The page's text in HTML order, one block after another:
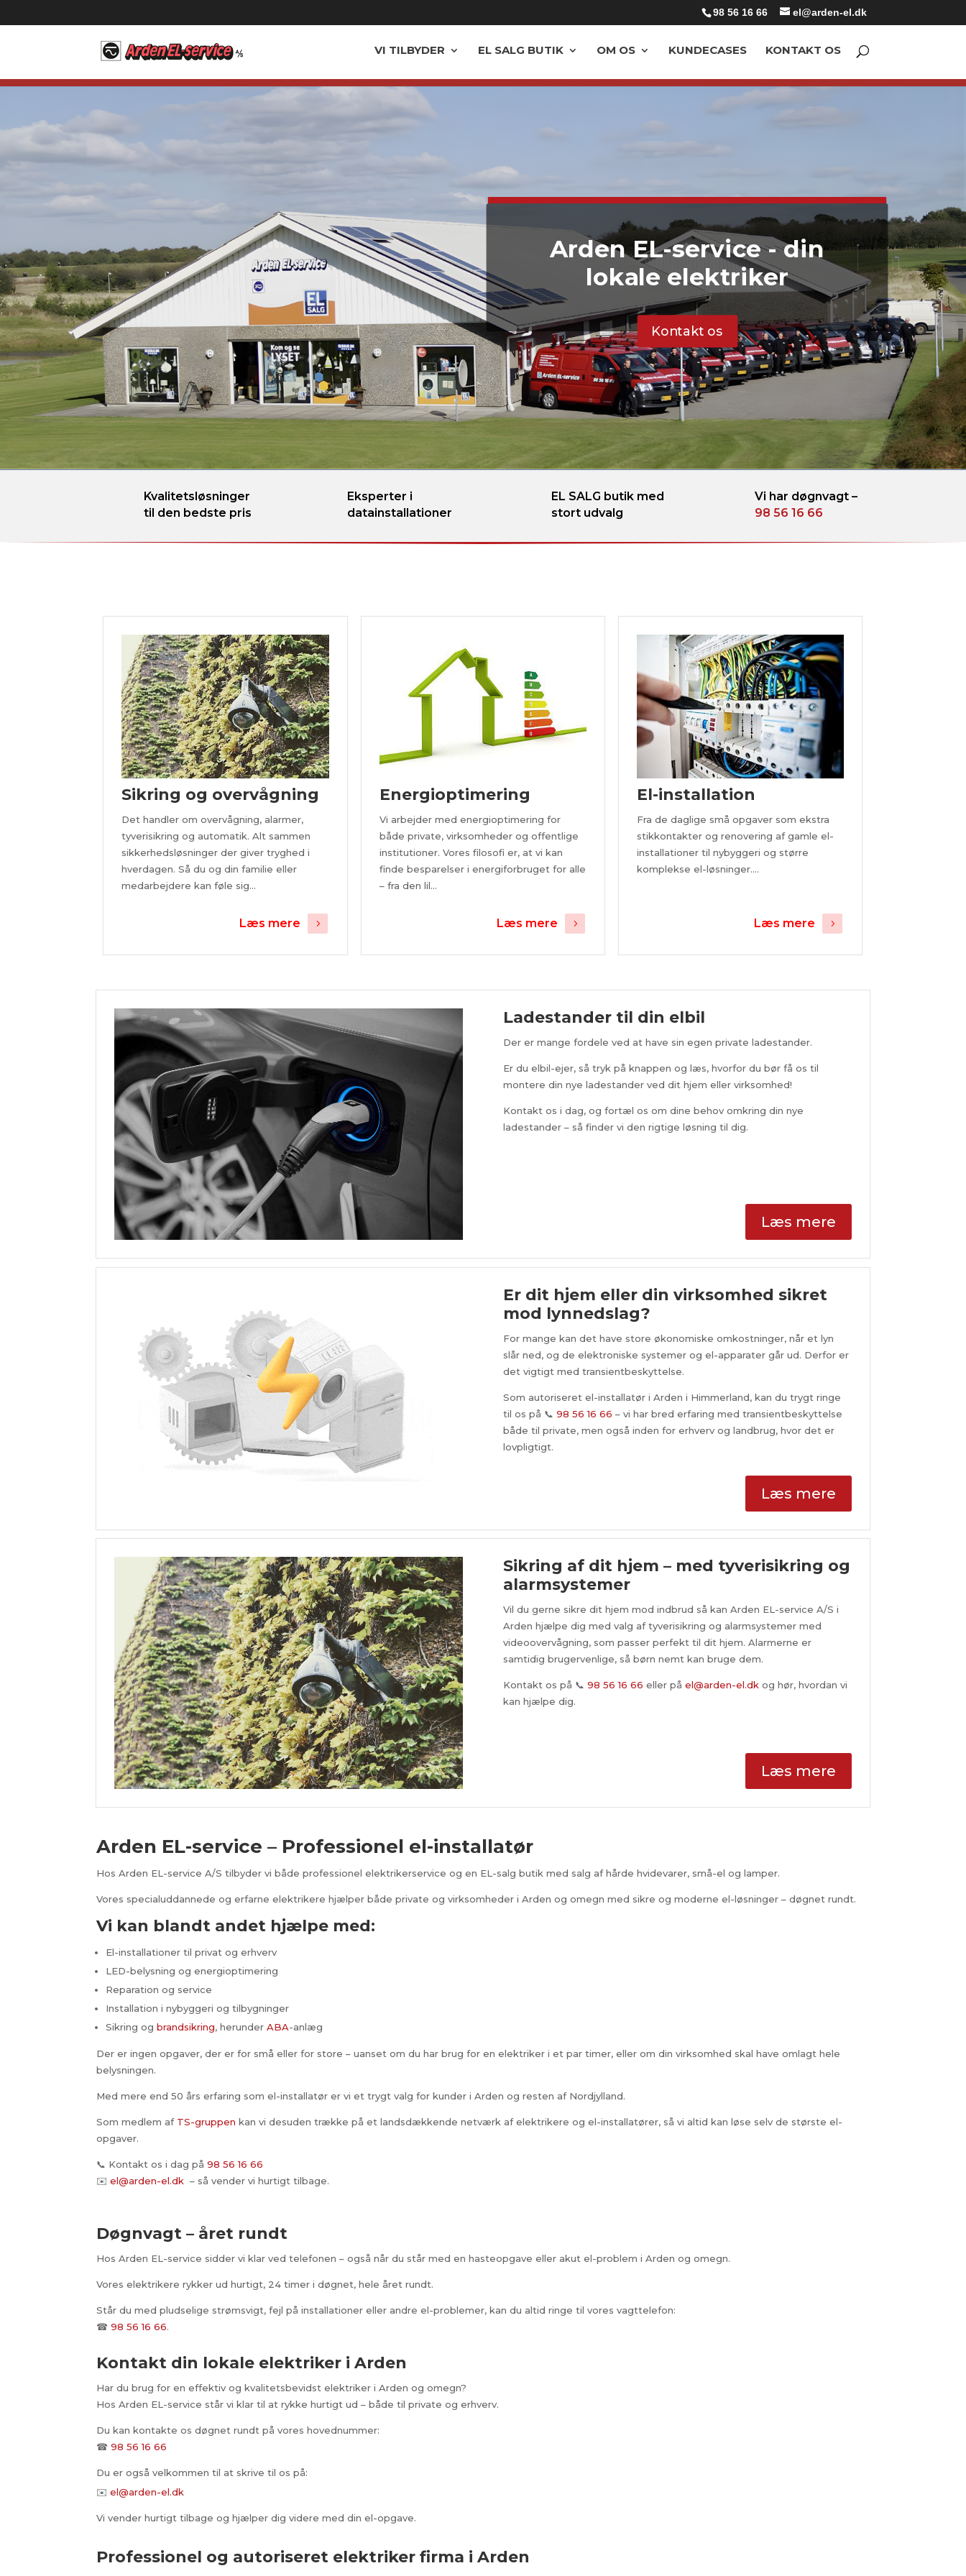
98 56 16 66 el@arden-el.dk
VI TILBYDER EL SALG BUTIK OM OS KUNDECASES KONTAKT OS
Arden EL-service - din
lokale elektriker
Kontakt os
Kvalitetsløsninger
til den bedste pris
Eksperter i
datainstallationer
EL SALG butik med
stort udvalg
Vi har døgnvagt –
98 56 16 66
Sikring og overvågning
Det handler om overvågning, alarmer,
tyverisikring og automatik. Alt sammen
sikkerhedsløsninger der giver tryghed i
hverdagen. Så du og din familie eller
medarbejdere kan føle sig...
Læs mere
Energioptimering
Vi arbejder med energioptimering for
både private, virksomheder og offentlige
institutioner. Vores filosofi er, at vi kan
finde besparelser i energiforbruget for alle
– fra den lil...
Læs mere
El-installation
Fra de daglige små opgaver som ekstra
stikkontakter og renovering af gamle el-
installationer til nybyggeri og større
komplekse el-løsninger....
Læs mere
Ladestander til din elbil
Der er mange fordele ved at have sin egen private ladestander.
Er du elbil-ejer, så tryk på knappen og læs, hvorfor du bør få os til
montere din nye ladestander ved dit hjem eller virksomhed!
Kontakt os i dag, og fortæl os om dine behov omkring din nye
ladestander – så finder vi den rigtige løsning til dig.
Læs mere
Er dit hjem eller din virksomhed sikret
mod lynnedslag?
For mange kan det have store økonomiske omkostninger, når et lyn
slår ned, og de elektroniske systemer og el-apparater går ud. Derfor er
det vigtigt med transientbeskyttelse.
Som autoriseret el-installatør i Arden i Himmerland, kan du trygt ringe
til os på 📞98 56 16 66 – vi har bred erfaring med transientbeskyttelse
både til private, men også inden for erhverv og landbrug, hvor det er
lovpligtigt.
Læs mere
Sikring af dit hjem – med tyverisikring og
alarmsystemer
Vil du gerne sikre dit hjem mod indbrud så kan Arden EL-service A/S i
Arden hjælpe dig med valg af tyverisikring og alarmsystemer med
videoovervågning, som passer perfekt til dit hjem. Alarmerne er
samtidig brugervenlige, så børn nemt kan bruge dem.
Kontakt os på 📞98 56 16 66 eller påel@arden-el.dk og hør, hvordan vi
kan hjælpe dig.
Læs mere
Arden EL-service – Professionel el-installatør
Hos Arden EL-service A/S tilbyder vi både professionel elektrikerservice og en EL-salg butik med salg af hårde hvidevarer, små-el og lamper.
Vores specialuddannede og erfarne elektrikere hjælper både private og virksomheder i Arden og omegn med sikre og moderne el-løsninger – døgnet rundt.
Vi kan blandt andet hjælpe med:
El-installationer til privat og erhverv
LED-belysning og energioptimering
Reparation og service
Installation i nybyggeri og tilbygninger
Sikring ogbrandsikring, herunderABA-anlæg
Der er ingen opgaver, der er for små eller for store – uanset om du har brug for en elektriker i et par timer, eller om din virksomhed skal have omlagt hele
belysningen.
Med mere end 50 års erfaring som el-installatør er vi et trygt valg for kunder i Arden og resten af Nordjylland.
Som medlem af TS-gruppen kan vi desuden trække på et landsdækkende netværk af elektrikere og el-installatører, så vi altid kan løse selv de største el-
opgaver.
📞 Kontakt os i dag på98 56 16 66
✉️el@arden-el.dk – så vender vi hurtigt tilbage.
Døgnvagt – året rundt
Hos Arden EL-service sidder vi klar ved telefonen – også når du står med en hasteopgave eller akut el-problem i Arden og omegn.
Vores elektrikere rykker ud hurtigt, 24 timer i døgnet, hele året rundt.
Står du med pludselige strømsvigt, fejl på installationer eller andre el-problemer, kan du altid ringe til vores vagttelefon:
☎98 56 16 66.
Kontakt din lokale elektriker i Arden
Har du brug for en effektiv og kvalitetsbevidst elektriker i Arden og omegn?
Hos Arden EL-service står vi klar til at rykke hurtigt ud – både til private og erhverv.
Du kan kontakte os døgnet rundt på vores hovednummer:
☎98 56 16 66
Du er også velkommen til at skrive til os på:
✉️el@arden-el.dk
Vi vender hurtigt tilbage og hjælper dig videre med din el-opgave.
Professionel og autoriseret elektriker firma i Arden